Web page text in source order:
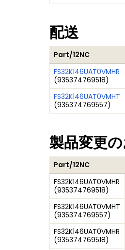
配送
Part/12NC
FS32K146UAT0VMHR
(935374769518)
FS32K146UAT0VMHT
(935374769557)
製品変更
Part/12NC
FS32K146UAT0VMHR
(935374769518)
FS32K146UAT0VMHT
(935374769557)
FS32K146UAT0VMHR
(935374769518)